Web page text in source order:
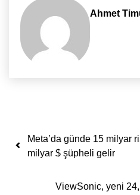
Ahmet
Yazı dolaşımı
Meta’da günde 15 milyar
milyar $ şüpheli gelir
ViewSonic, yeni